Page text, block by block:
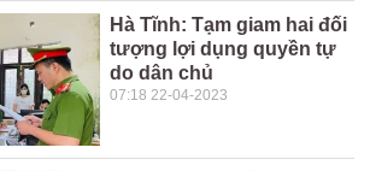
Hà Tĩnh: Tạm giam hai đối
tượng lợi dụng quyền tự
do dân chủ
07:18 22-04-2023